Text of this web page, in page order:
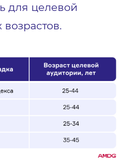
для целевой